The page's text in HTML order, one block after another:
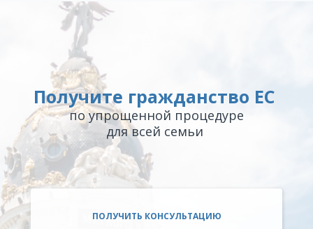
Получите гражданство ЕС
по упрощенной процедуре
для всей семьи
ПОЛУЧИТЬ КОНСУЛЬТАЦИЮ